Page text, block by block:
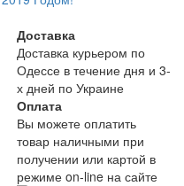
Доставка
Доставка курьером по
Одессе в течение дня и 3-
х дней по Украине
Оплата
Вы можете оплатить
товар наличными при
получении или картой в
режиме on-line на сайте